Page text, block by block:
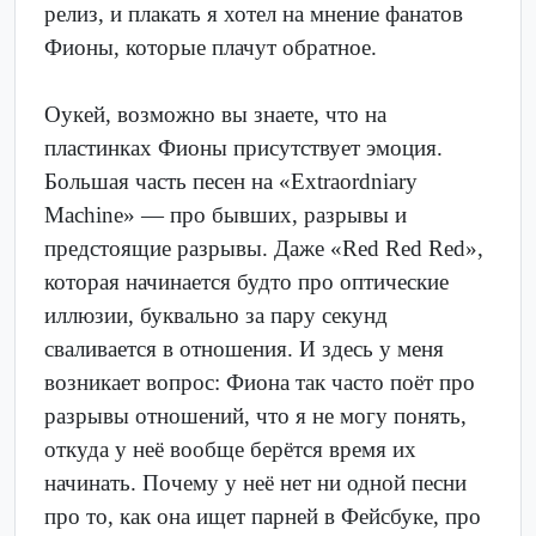
релиз, и плакать я хотел на мнение фанатов
Фионы, которые плачут обратное.
Оукей, возможно вы знаете, что на
пластинках Фионы присутствует эмоция.
Большая часть песен на «Extraordniary
Machine» — про бывших, разрывы и
предстоящие разрывы. Даже «Red Red Red»,
которая начинается будто про оптические
иллюзии, буквально за пару секунд
сваливается в отношения. И здесь у меня
возникает вопрос: Фиона так часто поёт про
разрывы отношений, что я не могу понять,
откуда у неё вообще берётся время их
начинать. Почему у неё нет ни одной песни
про то, как она ищет парней в Фейсбуке, про